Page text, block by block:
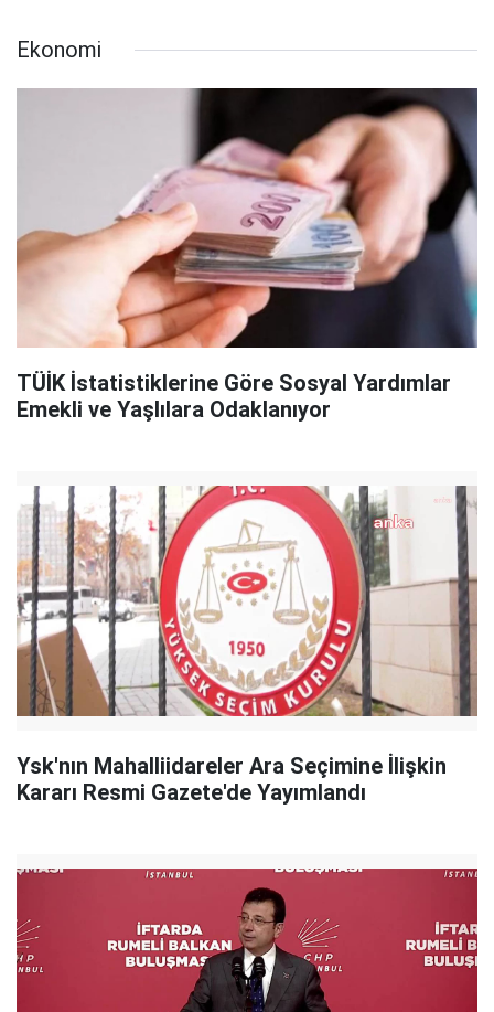
Ekonomi
TÜİK İstatistiklerine Göre Sosyal Yardımlar
Emekli ve Yaşlılara Odaklanıyor
Ysk'nın Mahalliidareler Ara Seçimine İlişkin
Kararı Resmi Gazete'de Yayımlandı